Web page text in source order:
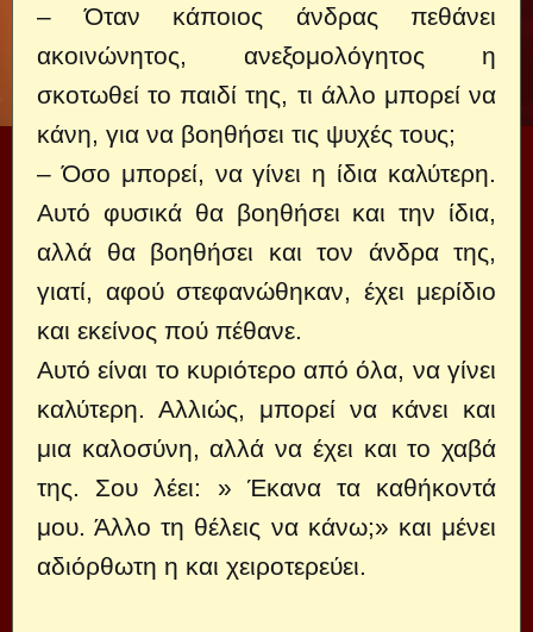
– Όταν κάποιος άνδρας πεθάνει
ακοινώνητος, ανεξομολόγητος η
σκοτωθεί το παιδί της, τι άλλο μπορεί να
κάνη, για να βοηθήσει τις ψυχές τους;
– Όσο μπορεί, να γίνει η ίδια καλύτερη.
Αυτό φυσικά θα βοηθήσει και την ίδια,
αλλά θα βοηθήσει και τον άνδρα της,
γιατί, αφού στεφανώθηκαν, έχει μερίδιο
και εκείνος πού πέθανε.
Αυτό είναι το κυριότερο από όλα, να γίνει
καλύτερη. Αλλιώς, μπορεί να κάνει και
μια καλοσύνη, αλλά να έχει και το χαβά
της. Σου λέει: » Έκανα τα καθήκοντά
μου. Άλλο τη θέλεις να κάνω;» και μένει
αδιόρθωτη η και χειροτερεύει.